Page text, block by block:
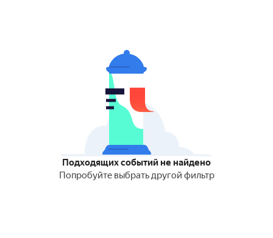
Подходящих событий не найдено
Попробуйте выбрать другой фильтр